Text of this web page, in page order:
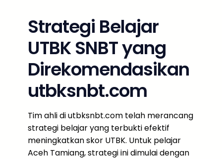
Strategi Belajar
UTBK SNBT yang
Direkomendasikan
utbksnbt.com
Tim ahli di utbksnbt.com telah merancang
strategi belajar yang terbukti efektif
meningkatkan skor UTBK. Untuk pelajar
Aceh Tamiang, strategi ini dimulai dengan